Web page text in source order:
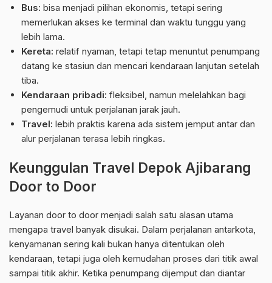
Bus: bisa menjadi pilihan ekonomis, tetapi sering
memerlukan akses ke terminal dan waktu tunggu yang
lebih lama.
Kereta: relatif nyaman, tetapi tetap menuntut penumpang
datang ke stasiun dan mencari kendaraan lanjutan setelah
tiba.
Kendaraan pribadi: fleksibel, namun melelahkan bagi
pengemudi untuk perjalanan jarak jauh.
Travel: lebih praktis karena ada sistem jemput antar dan
alur perjalanan terasa lebih ringkas.
Keunggulan Travel Depok Ajibarang
Door to Door
Layanan door to door menjadi salah satu alasan utama
mengapa travel banyak disukai. Dalam perjalanan antarkota,
kenyamanan sering kali bukan hanya ditentukan oleh
kendaraan, tetapi juga oleh kemudahan proses dari titik awal
sampai titik akhir. Ketika penumpang dijemput dan diantar